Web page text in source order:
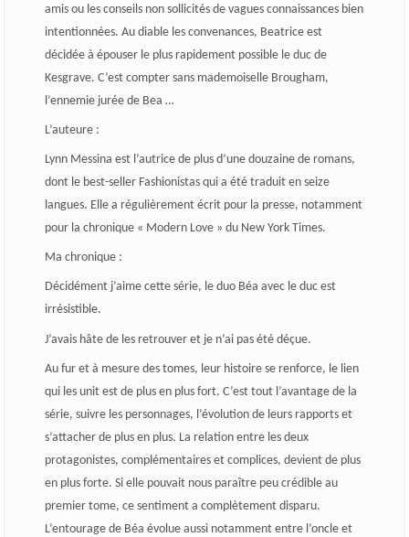
amis ou les conseils non sollicités de vagues connaissances bien
intentionnées. Au diable les convenances, Beatrice est
décidée à épouser le plus rapidement possible le duc de
Kesgrave. C’est compter sans mademoiselle Brougham,
l’ennemie jurée de Bea …
L’auteure :
Lynn Messina est l’autrice de plus d’une douzaine de romans,
dont le best-seller Fashionistas qui a été traduit en seize
langues. Elle a régulièrement écrit pour la presse, notamment
pour la chronique « Modern Love » du New York Times.
Ma chronique :
Décidément j’aime cette série, le duo Béa avec le duc est
irrésistible.
J’avais hâte de les retrouver et je n’ai pas été déçue.
Au fur et à mesure des tomes, leur histoire se renforce, le lien
qui les unit est de plus en plus fort. C’est tout l’avantage de la
série, suivre les personnages, l’évolution de leurs rapports et
s’attacher de plus en plus. La relation entre les deux
protagonistes, complémentaires et complices, devient de plus
en plus forte. Si elle pouvait nous paraître peu crédible au
premier tome, ce sentiment a complètement disparu.
L’entourage de Béa évolue aussi notamment entre l’oncle et